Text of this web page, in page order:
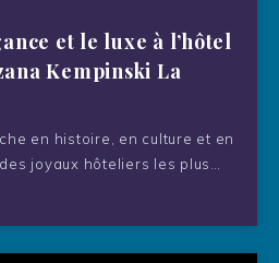
et le luxe à l’hôtel
Kempinski La
en histoire, en culture et en
joyaux hôteliers les plus…